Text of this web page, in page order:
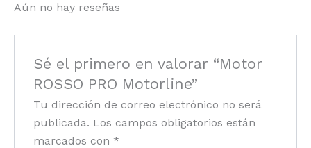
Aún no hay reseñas
Sé el primero en valorar “Motor
ROSSO PRO Motorline”
Tu dirección de correo electrónico no será
publicada. Los campos obligatorios están
marcados con *